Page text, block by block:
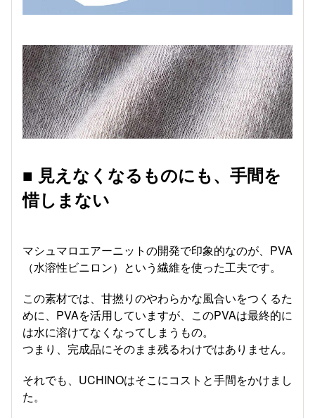
■ 見えなくなるものにも、手間を
惜しまない
マシュマロエアーニットの開発で印象的なのが、PVA
（水溶性ビニロン）という繊維を使った工夫です。
この素材では、甘撚りのやわらかな風合いをつくるた
めに、PVAを活用していますが、このPVAは最終的に
は水に溶けてなくなってしまうもの。
つまり、完成品にそのまま残るわけではありません。
それでも、UCHINOはそこにコストと手間をかけまし
た。